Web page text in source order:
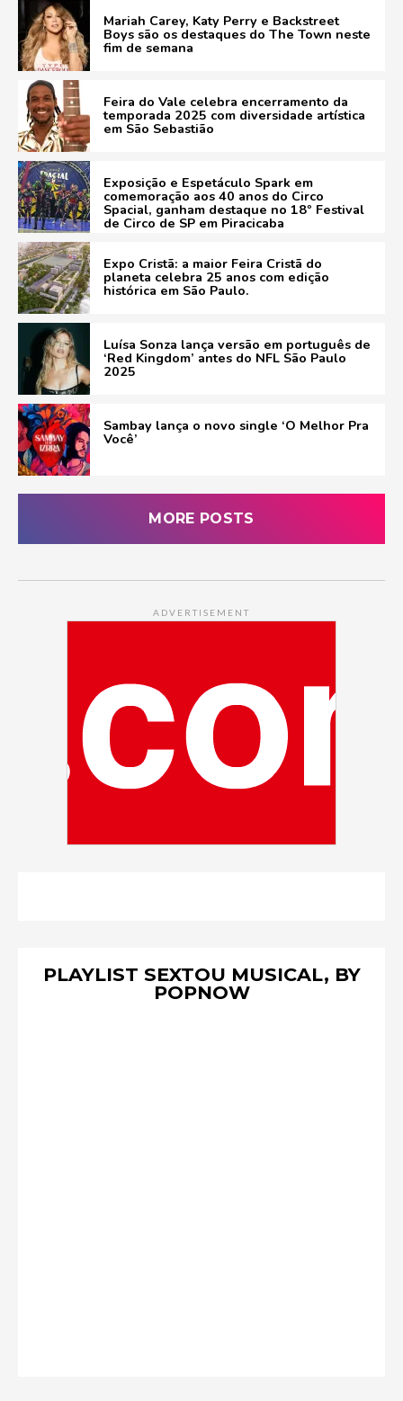
Mariah Carey, Katy Perry e Backstreet
Boys são os destaques do The Town neste
fim de semana
Feira do Vale celebra encerramento da
temporada 2025 com diversidade artística
em São Sebastião
Exposição e Espetáculo Spark em
comemoração aos 40 anos do Circo
Spacial, ganham destaque no 18º Festival
de Circo de SP em Piracicaba
Expo Cristã: a maior Feira Cristã do
planeta celebra 25 anos com edição
histórica em São Paulo.
Luísa Sonza lança versão em português de
‘Red Kingdom’ antes do NFL São Paulo
2025
Sambay lança o novo single ‘O Melhor Pra
Você’
MORE POSTS
ADVERTISEMENT
PLAYLIST SEXTOU MUSICAL, BY
POPNOW